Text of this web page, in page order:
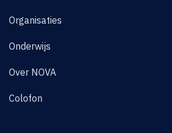
Organisaties
Onderwijs
Over NOVA
Colofon